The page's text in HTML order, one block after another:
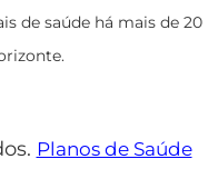
de saúde há mais de 20
Planos de Saúde